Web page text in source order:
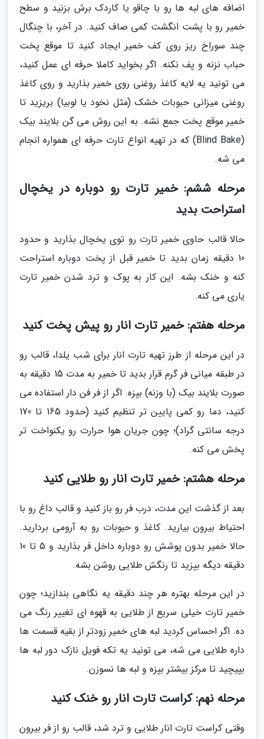
اضافه های لبه ها رو با چاقو یا کاردک برش بزنید و سطح
خمیر رو با پشت انگشت کمی صاف کنید. در آخر، با چنگال
چند سوراخ ریز روی کف خمیر ایجاد کنید تا موقع پخت
حباب نزنه و پف نکنه. اگر بخواید کاملا حرفه ای عمل کنید،
می تونید یه لایه کاغذ روغنی روی خمیر بذارید و روی کاغذ
روغنی میزانی حبوبات خشک (مثل نخود یا لوبیا) بریزید تا
خمیر موقع پخت جمع نشه. به این روش می گن بلایند بیک
(Blind Bake) که در تهیه انواع تارت حرفه ای همواره انجام
می شه.
مرحله ششم: خمیر تارت رو دوباره در یخچال
استراحت بدید
حالا قالب حاوی خمیر تارت رو توی یخچال بذارید و حدود
10 دقیقه زمان بدید تا خمیر قبل از پخت دوباره استراحت
کنه و خنک بشه. این کار به پوک و ترد شدن خمیر تارت
یاری می کنه.
مرحله هفتم: خمیر تارت انار رو پیش پخت کنید
در این مرحله از طرز تهیه تارت انار برای شب یلدا، قالب رو
در طبقه میانی فر گرم قرار بدید تا خمیر به مدت 15 دقیقه به
صورت بلایند بیک (با وزنه) بپزه. اگر از فر فن دار استفاده می
کنید، دما رو کمی پایین تر تنظیم کنید (حدود 165 تا 170
درجه سانتی گراد)؛ چون جریان هوا حرارت رو یکنواخت تر
پخش می کنه.
مرحله هشتم: خمیر تارت انار رو طلایی کنید
بعد از گذشت این مدت، درب فر رو باز کنید و قالب داغ رو با
احتیاط بیرون بیارید. کاغذ و حبوبات رو به آرومی بردارید.
حالا خمیر بدون پوشش رو دوباره داخل فر بذارید و 5 تا 10
دقیقه دیگه بپزید تا رنگش طلایی روشن بشه.
در این مرحله بهتره هر چند دقیقه یه نگاهی بندازید؛ چون
خمیر تارت خیلی سریع از طلایی به قهوه ای تغییر رنگ می
ده. اگر احساس کردید لبه های خمیر زودتر از بقیه قسمت ها
داره طلایی می شه، می تونید یه تکه فویل نازک دور لبه ها
بپیچید تا مرکز بیشتر بپزه و لبه ها نسوزن.
مرحله نهم: کراست تارت انار رو خنک کنید
وقتی کراست تارت انار طلایی و ترد شد، قالب رو از فر بیرون